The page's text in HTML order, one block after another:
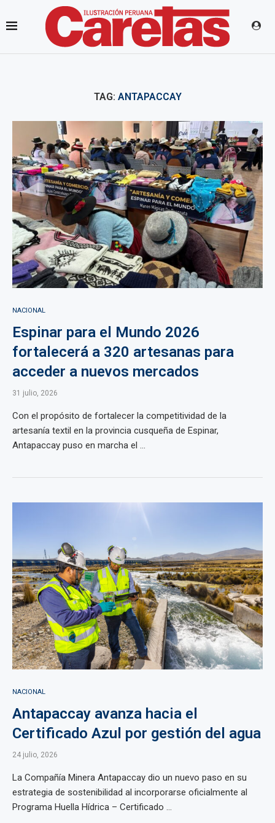
TAG: ANTAPACCAY
NACIONAL
Espinar para el Mundo 2026
fortalecerá a 320 artesanas para
acceder a nuevos mercados
31 julio, 2026
Con el propósito de fortalecer la competitividad de la
artesanía textil en la provincia cusqueña de Espinar,
Antapaccay puso en marcha el ...
NACIONAL
Antapaccay avanza hacia el
Certificado Azul por gestión del agua
24 julio, 2026
La Compañía Minera Antapaccay dio un nuevo paso en su
estrategia de sostenibilidad al incorporarse oficialmente al
Programa Huella Hídrica – Certificado ...